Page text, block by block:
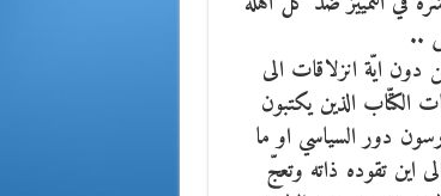
..
دون ايّة انزلاقات الى
الكتّاب الذين يكتبون
دور السياسي او ما
اين تقوده ذاته وتعجّ